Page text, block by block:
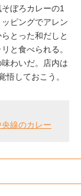
ぼろカレーの1
ピングでアレン
とった和だしと
と食べられる。
わいだ。店内は
悟しておこう。
線のカレー